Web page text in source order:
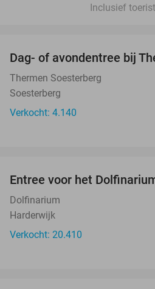
Inclusief
Dag- of avondentree bij
Thermen Soesterberg
Soesterberg
Verkocht: 4.140
Entree voor het
Dolfinarium
Harderwijk
Verkocht: 20.410